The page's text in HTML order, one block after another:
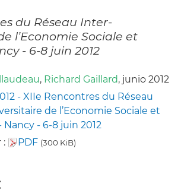
du Réseau Inter-
l’Economie Sociale et
- 6-8 juin 2012
, Richard Gaillard, junio 2012
- XIIe Rencontres du Réseau
de l’Economie Sociale et
Nancy - 6-8 juin 2012
:
PDF (300 KiB)